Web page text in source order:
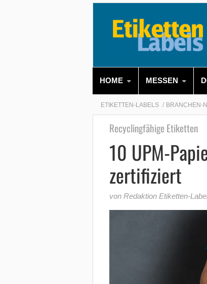
HOME MESSEN
ETIKETTEN-LABELS BRANCHEN-
Recyclingfähige Etiketten
10 UPM-
zertifiziert
von Redaktion Etiketten-